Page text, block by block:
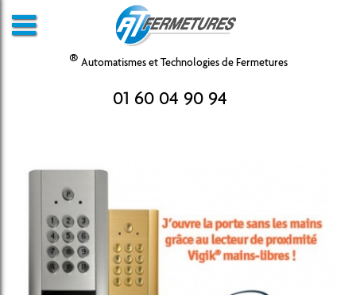
® Automatismes et Technologies de Fermetures
01 60 04 90 94